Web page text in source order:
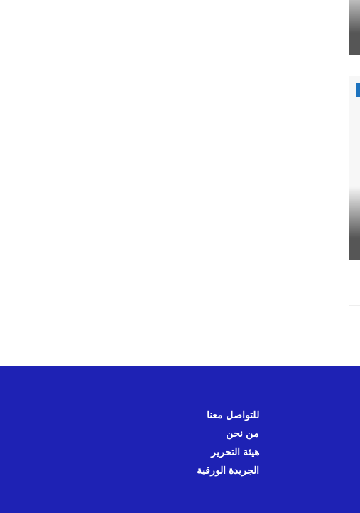
للتواصل معنا
من نحن
هيئة التحرير
الجريدة الورقية